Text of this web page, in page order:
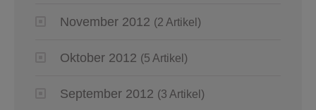
November 2012 (2 Artikel)
Oktober 2012 (5 Artikel)
September 2012 (3 Artikel)